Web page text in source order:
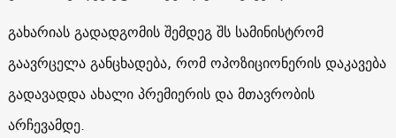
გახარიას გადადგომის შემდეგ შს სამინისტრომ
გაავრცელა განცხადება, რომ ოპოზიციონერის დაკავება
გადავადდა ახალი პრემიერის და მთავრობის
არჩევამდე.